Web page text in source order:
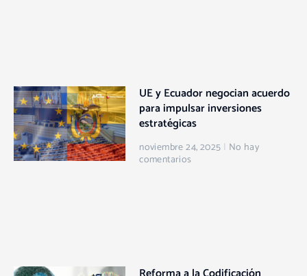
UE y Ecuador negocian acuerdo
para impulsar inversiones
estratégicas
noviembre 24, 2025 No hay
comentarios